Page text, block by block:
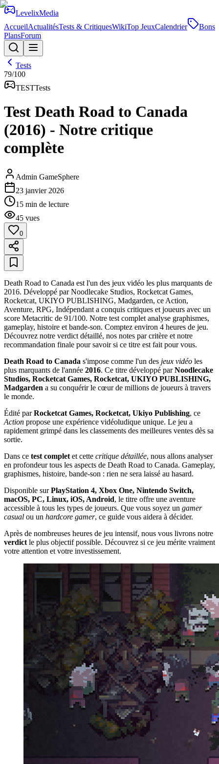
LevelixMedia
AccueilActualitésTests & CritiquesWikiTop JeuxCalendrier
Bons
PlansForum
Tests
79/100
TESTTests
Test Death Road to Canada
(2016) - Notre critique
complète
Admin GameSphere
23 janvier 2026
15 min de lecture
45 vues
0
Death Road to Canada est l'un des jeux vidéo les plus marquants de
2016. Développé par Noodlecake Studios, Rocketcat Games,
Rocketcat, UKIYO PUBLISHING, Madgarden, ce Action,
Aventure, RPG, Indépendant a conquis critiques et joueurs avec un
score Metacritic de 91/100. Notre test complet analyse graphismes,
gameplay, histoire et bande-son. Comptez environ 4 heures de jeu.
Découvrez notre verdict détaillé, nos notes par critère et notre
recommandation finale pour savoir si ce titre est fait pour vous.
Death Road to Canada s'impose comme l'un des jeux vidéo les
plus marquants de l'année 2016. Ce titre développé parNoodlecake
Studios, Rocketcat Games, Rocketcat, UKIYO PUBLISHING,
Madgarden a su conquérir le cœur de millions de joueurs à travers
le monde.
Édité parRocketcat Games, Rocketcat, Ukiyo Publishing, ce
Action propose une expérience vidéoludique unique. Le jeu a
rapidement grimpé dans les classements des meilleures ventes dès sa
sortie.
Dans ce test complet et cette critique détaillée, nous allons analyser
en profondeur tous les aspects de Death Road to Canada. Gameplay,
graphismes, histoire, bande-son : rien ne sera laissé au hasard.
Disponible surPlayStation 4, Xbox One, Nintendo Switch,
macOS, PC, Linux, iOS, Android, le titre offre une aventure
accessible à tous les types de joueurs. Que vous soyez un gamer
casual ou un hardcore gamer, ce guide vous aidera à décider.
Après de nombreuses heures de jeu intensif, nous vous livrons notre
verdict le plus objectif possible. Découvrez si ce jeu mérite vraiment
votre attention et votre investissement.